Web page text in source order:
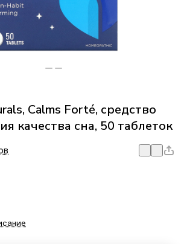
Calms Forté, средство
качества сна, 50 таблеток